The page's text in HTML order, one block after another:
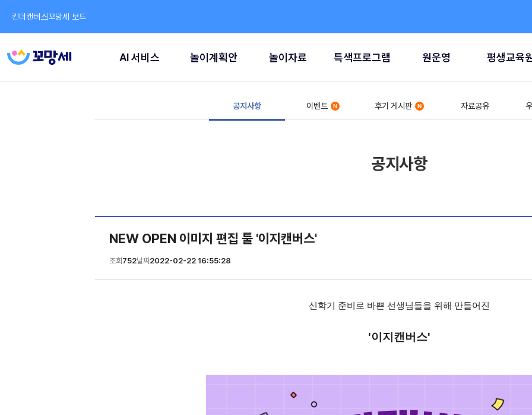
킨더캔버스꼬망세 보드
AI 서비스 놀이계획안 놀이자료 특색프로그램 원운영 평생교육
공지사항 이벤트 후기 게시판 자료공유
공지사항
NEW OPEN 이미지 편집 툴 '이지캔버스'
조회 752날짜2022-02-22 16:55:28
신학기 준비로 바쁜 선생님들을 위해 만들어진
'이지캔버스'